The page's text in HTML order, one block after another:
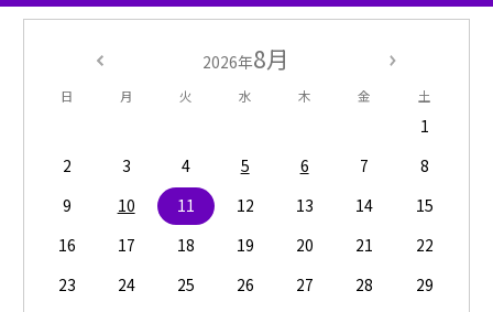
2026年8月
日 月 火 水 木 金 土
1
2
3 4 5 6 7
8
9
10 11 12 13 14
15
16
17 18 19 20 21
22
23
24 25 26 27 28
29